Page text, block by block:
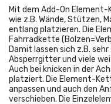
Mit dem Add-On Element-
wie z.B. Wände, Stützen,
entlang platzieren. Die
Fahrradkette
Damit lassen sich z.B.
Absperrgitter und viele
Auch bei knicken in der
platziert. Die Element-
anpassen und auch den
verschieben. Die